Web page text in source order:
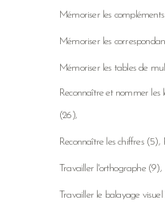
Mémoriser les
Mémoriser les
Mémoriser les tables de
Reconnaître et nommer les
(26)
Reconnaître les chiffres(5)
Travailler l'orthographe(9)
Travailler le balayage visuel